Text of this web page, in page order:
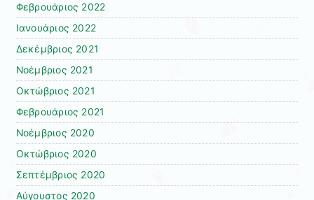
Φεβρουάριος 2022
Ιανουάριος 2022
Δεκέμβριος 2021
Νοέμβριος 2021
Οκτώβριος 2021
Φεβρουάριος 2021
Νοέμβριος 2020
Οκτώβριος 2020
Σεπτέμβριος 2020
Αύγουστος 2020